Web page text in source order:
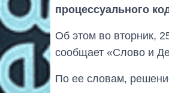
процессуального
Об этом во вторник,
сообщает «Слово и
По ее словам,